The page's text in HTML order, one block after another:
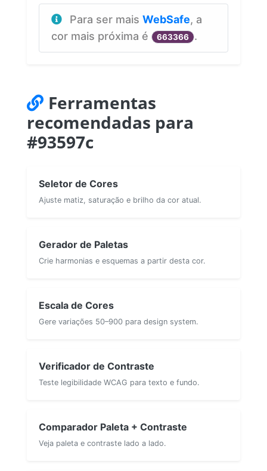
Para ser mais WebSafe, a
cor mais próxima é
663366 .
Ferramentas
recomendadas para
#93597c
Seletor de Cores
Ajuste matiz, saturação e brilho da cor atual.
Gerador de Paletas
Crie harmonias e esquemas a partir desta cor.
Escala de Cores
Gere variações 50–900 para design system.
Verificador de Contraste
Teste legibilidade WCAG para texto e fundo.
Comparador Paleta + Contraste
Veja paleta e contraste lado a lado.